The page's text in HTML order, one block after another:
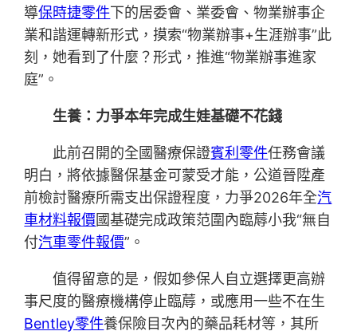
導保時捷零件下的居委會、業委會、物業辦事企
業和諧運轉新形式，摸索“物業辦事+生涯辦事”此
刻，她看到了什麼？形式，推進“物業辦事進家
庭”。
生養：力爭本年完成生娃基礎不花錢
此前召開的全國醫療保證賓利零件任務會議
明白，將依據醫保基金可蒙受才能，公道晉陞產
前檢討醫療所需支出保證程度，力爭2026年全汽
車材料報價國基礎完成政策范圍內臨蓐小我“無自
付汽車零件報價”。
值得留意的是，假如參保人自立選擇更高辦
事尺度的醫療機構停止臨蓐，或應用一些不在生
Bentley零件養保險目次內的藥品耗材等，其所